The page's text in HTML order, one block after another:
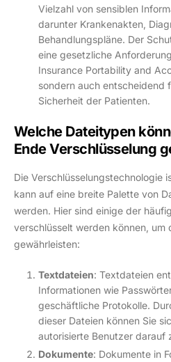
Vielzahl von sensiblen
darunter Krankenakten,
Behandlungspläne. Der
eine gesetzliche
Insurance Portability and
sondern auch entscheidend
Sicherheit der Patienten.
Welche Dateitypen
Ende Verschlüsselung
Die Verschlüsselungstechnologie
kann auf eine breite Palette von
werden. Hier sind einige der
verschlüsselt werden können, um
gewährleisten:
Textdateien: Textdateien
Informationen wie
geschäftliche Protokolle.
dieser Dateien können Sie
autorisierte Benutzer darauf
Dokumente: Dokumente in